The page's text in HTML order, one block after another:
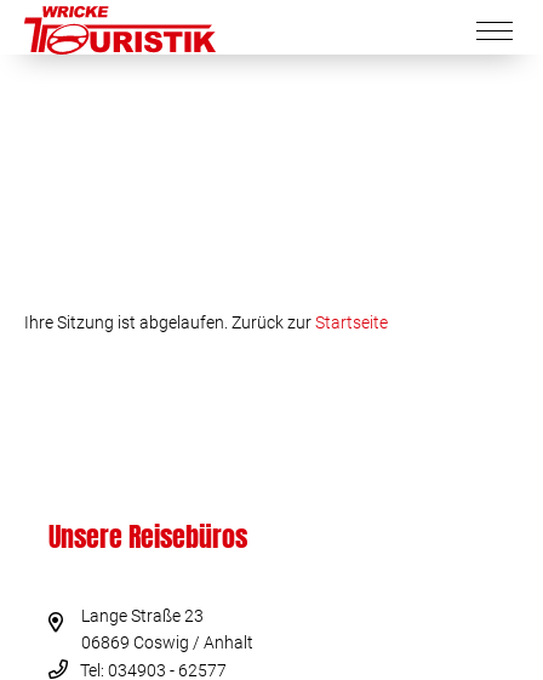
Ihre Sitzung ist abgelaufen. Zurück zurStartseite
Unsere Reisebüros
Lange Straße 23
06869 Coswig / Anhalt
Tel: 034903 - 62577